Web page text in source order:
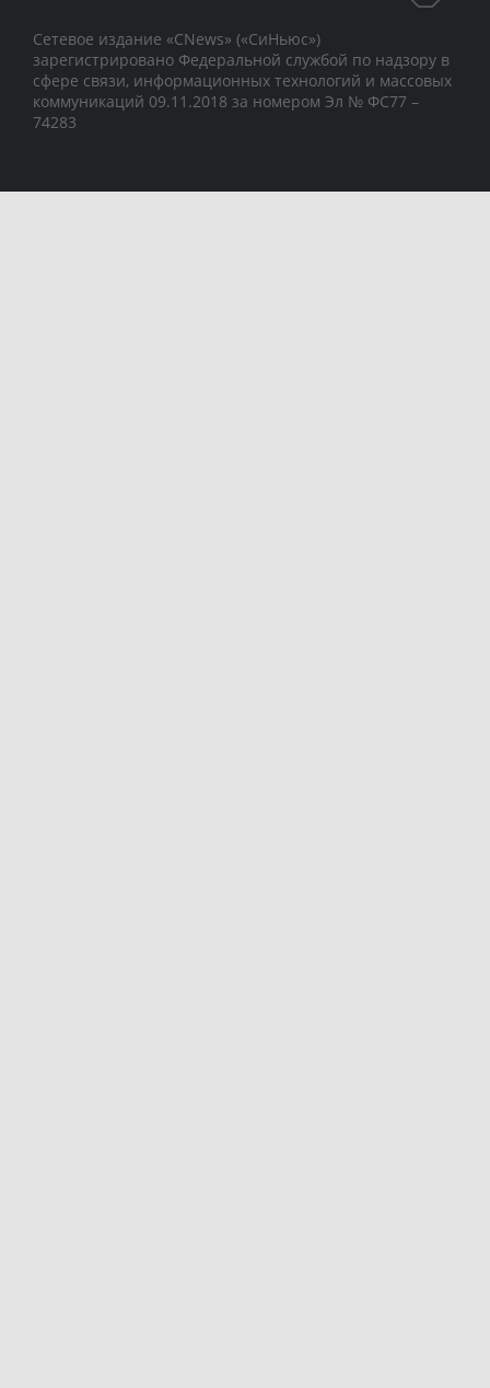
Сетевое издание «CNews» («СиНьюс»)
зарегистрировано Федеральной службой по надзору в
сфере связи, информационных технологий и массовых
коммуникаций 09.11.2018 за номером Эл № ФС77 –
74283